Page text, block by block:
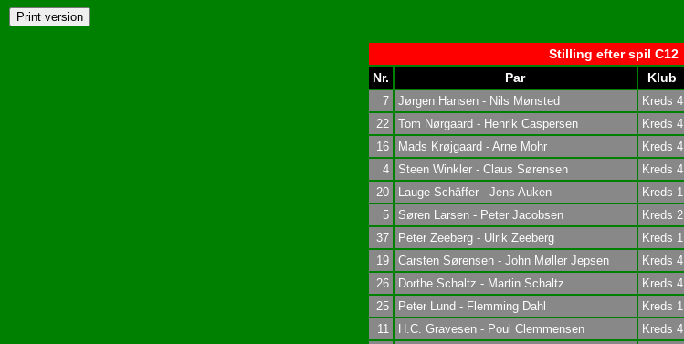
Stilling efter spil C12
Nr.
Par Klub
7 Jørgen Hansen - Nils Mønsted Kreds 4
22
Tom Nørgaard - Henrik Caspersen Kreds 4
16
Mads Krøjgaard - Arne Mohr Kreds 4
4
Steen Winkler - Claus Sørensen Kreds 4
20
Lauge Schäffer - Jens Auken Kreds 1
5
Søren Larsen - Peter Jacobsen Kreds 2
37
Peter Zeeberg - Ulrik Zeeberg Kreds 1
19
Carsten Sørensen - John Møller Jepsen Kreds 4
26
Dorthe Schaltz - Martin Schaltz Kreds 4
25
Peter Lund - Flemming Dahl Kreds 1
11
H.C. Gravesen - Poul Clemmensen Kreds 4